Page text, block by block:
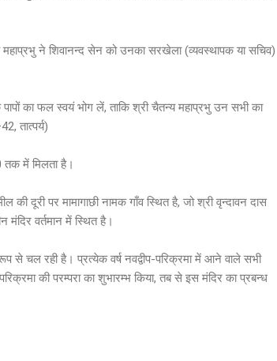
ने शिवानन्द सेन को उनका सरखेला (व्यवस्थापक या सचिव)
का फल स्वयं भोग लें, ताकि श्री चैतन्य महाप्रभु उन सभी का
तात्पर्य)
तक में मिलता है।
दूरी पर मामागाछी नामक गाँव स्थित है, जो श्री वृन्दावन दास
मंदिर वर्तमान में स्थित है।
चल रही है। प्रत्येक वर्ष नवद्वीप-परिक्रमा में आने वाले सभी
की परम्परा का शुभारम्भ किया, तब से इस मंदिर का प्रबन्ध